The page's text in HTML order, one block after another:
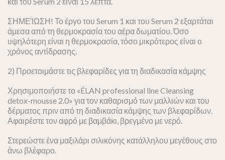
ΣΗΜΕΊΩΣΗ! Το έργο του Serum 1 και του Serum 2 εξαρτάται
άμεσα από τη θερμοκρασία του αέρα δωματίου. Όσο
υψηλότερη είναι η θερμοκρασία, τόσο μικρότερος είναι ο
χρόνος αντίδρασης.
2) Προετοιμάστε τις βλεφαρίδες για τη διαδικασία κάμψης
Χρησιμοποιήστε το «ÉLAN professional line Cleansing
detox-mousse 2.0» για τον καθαρισμό των μαλλιών και του
δέρματος πριν από τη διαδικασία κάμψης των βλεφαρίδων.
Αφαιρέστε τον αφρό με βαμβάκι, βρεγμένο με νερό.
Στερεώστε ένα μαξιλάρι σιλικόνης κατάλληλου μεγέθους στο
άνω βλέφαρο.